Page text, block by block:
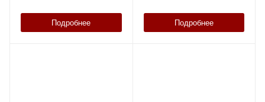
Подробнее Подробнее